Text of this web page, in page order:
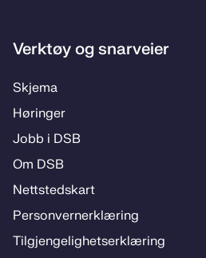
Verktøy og snarveier
Skje­­ma
Hø­rin­­ger
Jobb i DSB
Om DSB
Nett­steds­­kart
Per­­son­ver­n­er­klæ­­ring
Til­­­gjen­­ge­­lig­hets­­er­klæ­­ring